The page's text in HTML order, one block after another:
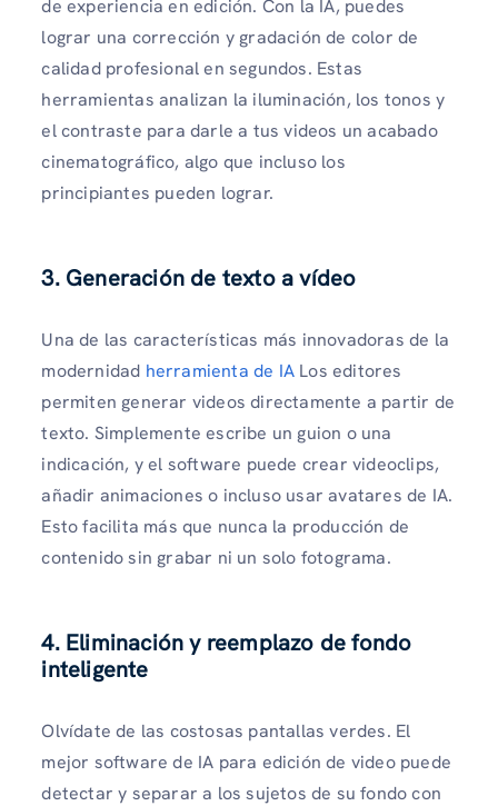
de experiencia en edición. Con la IA, puedes
lograr una corrección y gradación de color de
calidad profesional en segundos. Estas
herramientas analizan la iluminación, los tonos y
el contraste para darle a tus videos un acabado
cinematográfico, algo que incluso los
principiantes pueden lograr.
3. Generación de texto a vídeo
Una de las características más innovadoras de la
modernidad herramienta de IA Los editores
permiten generar videos directamente a partir de
texto. Simplemente escribe un guion o una
indicación, y el software puede crear videoclips,
añadir animaciones o incluso usar avatares de IA.
Esto facilita más que nunca la producción de
contenido sin grabar ni un solo fotograma.
4. Eliminación y reemplazo de fondo
inteligente
Olvídate de las costosas pantallas verdes. El
mejor software de IA para edición de video puede
detectar y separar a los sujetos de su fondo con